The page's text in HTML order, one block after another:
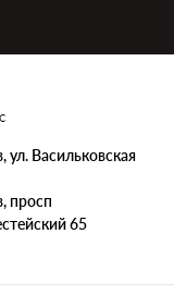
ул. Васильковская
просп
65